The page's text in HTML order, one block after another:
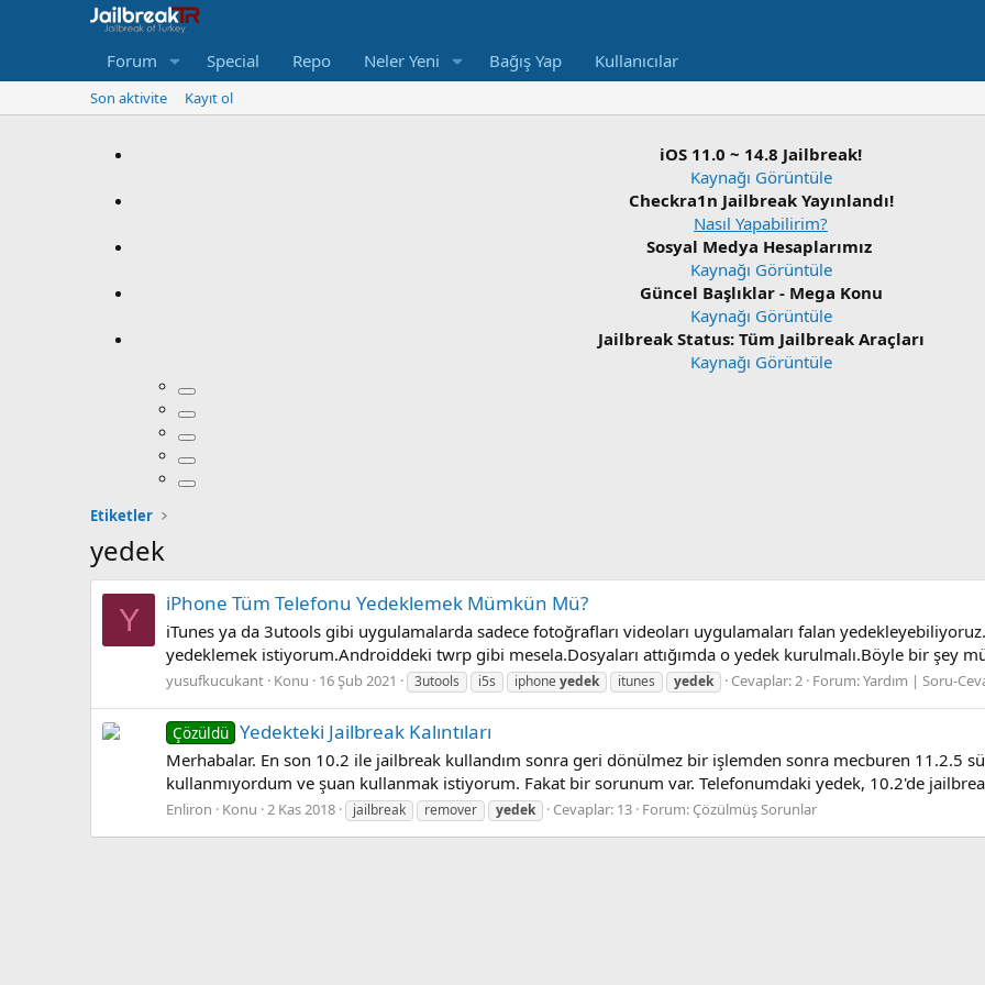
Forum Special Repo Neler Yeni Bağış Yap Kullanıcılar
Son aktivite Kayıt ol
iOS 11.0 ~ 14.8 Jailbreak!
Kaynağı Görüntüle
Checkra1n Jailbreak Yayınlandı!
Nasıl Yapabilirim?
Sosyal Medya Hesaplarımız
Kaynağı Görüntüle
Güncel Başlıklar - Mega Konu
Kaynağı Görüntüle
Jailbreak Status: Tüm Jailbreak Araçları
Kaynağı Görüntüle
Etiketler
yedek
Y iPhone Tüm Telefonu Yedeklemek Mümkün Mü?
iTunes ya da 3utools gibi uygulamalarda sadece fotoğrafları videoları uygulamaları falan
yedeklemek istiyorum.Androiddeki twrp gibi mesela.Dosyaları attığımda o yedek kurulmalı.Böyle bir şey
yusufkucukant Konu 16 Şub 2021 3utools i5s iphoneyedek itunes yedek Cevaplar: 2 Forum:Yardım | Soru-
Çözüldü Yedekteki Jailbreak Kalıntıları
Merhabalar. En son 10.2 ile jailbreak kullandım sonra geri dönülmez bir işlemden sonra mecburen 11.2.5
kullanmıyordum ve şuan kullanmak istiyorum. Fakat bir sorunum var. Telefonumdaki yedek, 10.2'de
Enliron Konu 2 Kas 2018 jailbreak remover yedek Cevaplar: 13 Forum: Çözülmüş Sorunlar